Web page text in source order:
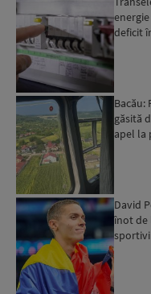
deficit
Bacău:
găsită
apel la
David
înot de
sportivi